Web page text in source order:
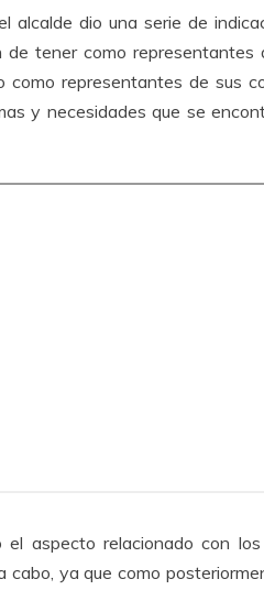
alcalde dio una serie de
de tener como
como representantes de sus
y necesidades que se
aspecto relacionado con
cabo, ya que como